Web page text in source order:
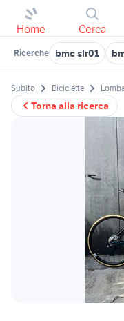
Home Cerca
Ricerche bmc slr01
Torna alla ricerca
Subito Biciclette